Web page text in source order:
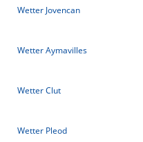
Wetter Jovencan
Wetter Aymavilles
Wetter Clut
Wetter Pleod